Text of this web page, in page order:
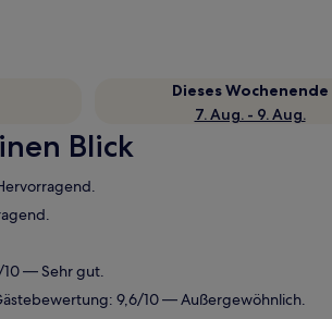
Dieses Wochenende
7. Aug. - 9. Aug.
Blick
— Sehr gut.
9,6/10 — Außergewöhnlich.